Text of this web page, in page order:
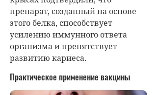
препарат, созданный на основе
этого белка, способствует
усилению иммунного ответа
организма и препятствует
развитию кариеса.
Практическое применение вакцины